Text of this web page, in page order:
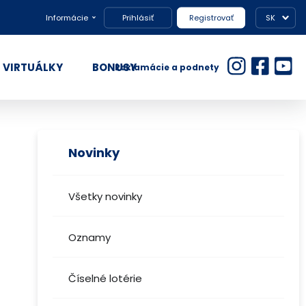
Informácie Prihlásiť Registrovať SK
VIRTUÁLKY BONUSYReklamácie a podnety
Novinky
Všetky novinky
Oznamy
Číselné lotérie